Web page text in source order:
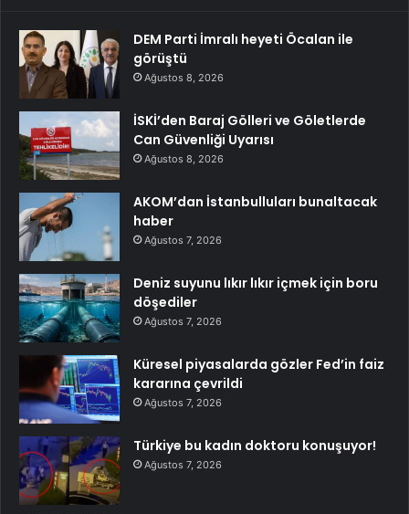
DEM Parti İmralı heyeti Öcalan ile
görüştü
Ağustos 8, 2026
İSKİ’den Baraj Gölleri ve Göletlerde
Can Güvenliği Uyarısı
Ağustos 8, 2026
AKOM’dan İstanbulluları bunaltacak
haber
Ağustos 7, 2026
Deniz suyunu lıkır lıkır içmek için boru
döşediler
Ağustos 7, 2026
Küresel piyasalarda gözler Fed’in faiz
kararına çevrildi
Ağustos 7, 2026
Türkiye bu kadın doktoru konuşuyor!
Ağustos 7, 2026